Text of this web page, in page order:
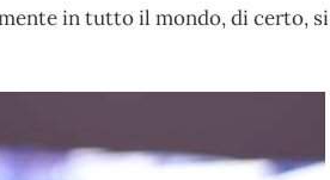
in tutto il mondo, di certo, si